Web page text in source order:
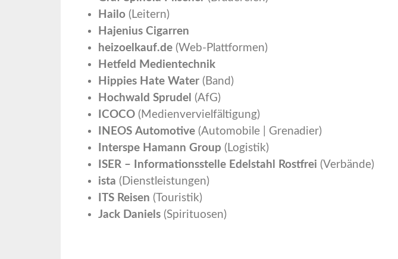
Hailo(Leitern)
Hajenius Cigarren
heizoelkauf.de(Web-Plattformen)
Hetfeld Medientechnik
Hippies Hate Water(Band)
Hochwald Sprudel (AfG)
ICOCO(Medienvervielfältigung)
INEOS Automotive(Automobile | Grenadier)
Interspe Hamann Group (Logistik)
ISER – Informationsstelle Edelstahl Rostfrei (Verbände)
ista (Dienstleistungen)
ITS Reisen (Touristik)
Jack Daniels(Spirituosen)